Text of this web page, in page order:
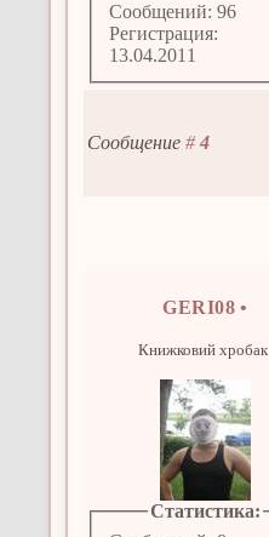
Сообщений: 96
Регистрация:
13.04.2011
Сообщение#4
GERI08 •
Книжковий хробак.
Статистика: